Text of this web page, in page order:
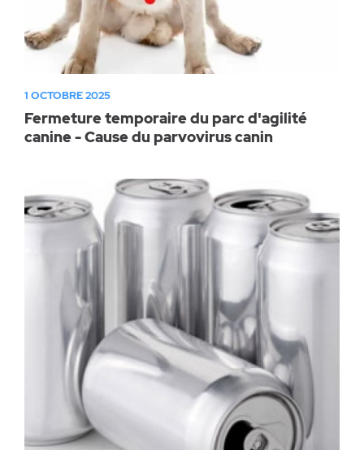
1 OCTOBRE 2025
Fermeture temporaire du parc d'agilité
canine - Cause du parvovirus canin